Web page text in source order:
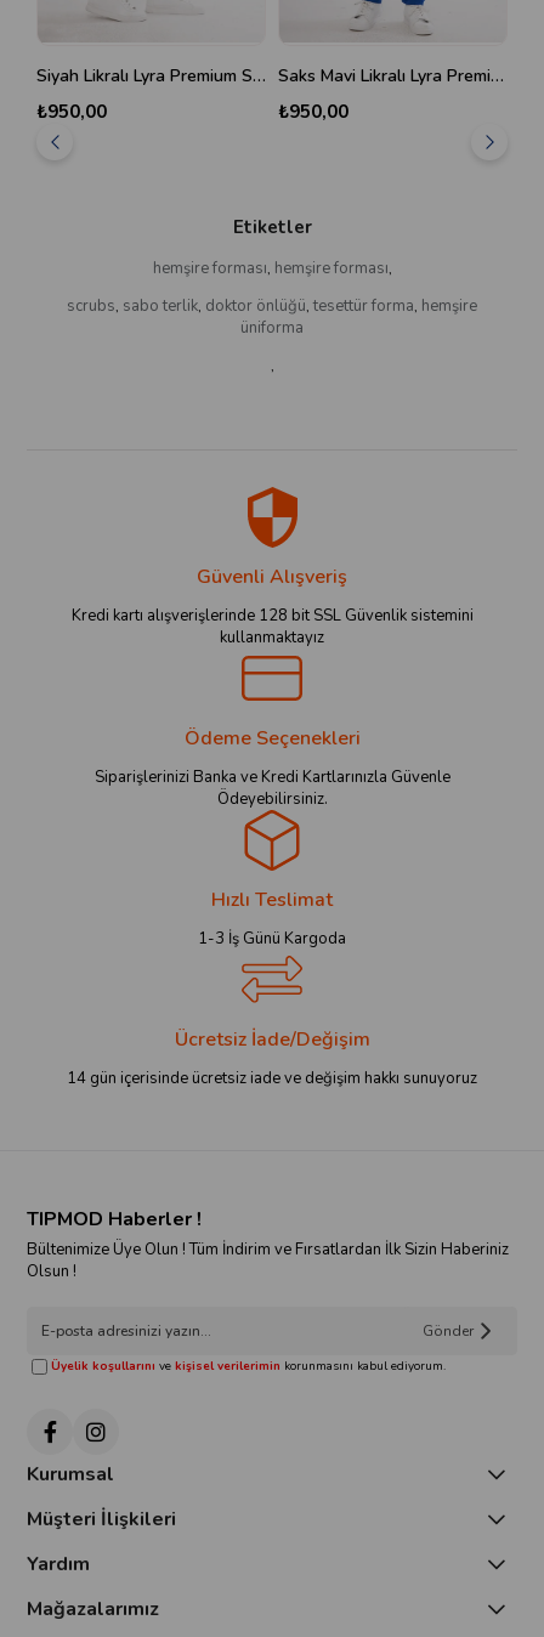
Siyah Likralı Lyra Premium Scrubs Pantolon
₺950,00
Saks Mavi Likralı Lyra Premium Scrubs Pantolon
₺950,00
Etiketler
hemşire forması, hemşire forması,
scrubs, sabo terlik, doktor önlüğü, tesettür forma, hemşire
üniforma
,
Güvenli Alışveriş
Kredi kartı alışverişlerinde 128 bit SSL Güvenlik sistemini
kullanmaktayız
Ödeme Seçenekleri
Siparişlerinizi Banka ve Kredi Kartlarınızla Güvenle
Ödeyebilirsiniz.
Hızlı Teslimat
1-3 İş Günü Kargoda
Ücretsiz İade/Değişim
14 gün içerisinde ücretsiz iade ve değişim hakkı sunuyoruz
TIPMOD Haberler !
Bültenimize Üye Olun ! Tüm İndirim ve Fırsatlardan İlk Sizin Haberiniz
Olsun !
Gönder
Üyelik koşullarını vekişisel verilerimin korunmasını kabul ediyorum.
Kurumsal
Müşteri İlişkileri
Yardım
Mağazalarımız